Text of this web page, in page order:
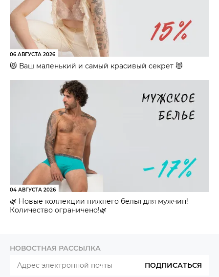
06 АВГУСТА 2026
😻 Ваш маленький и самый красивый секрет 😻
04 АВГУСТА 2026
🌿 Новые коллекции нижнего белья для мужчин!
Количество ограничено!🌿
НОВОСТНАЯ РАССЫЛКА
ПОДПИСАТЬСЯ